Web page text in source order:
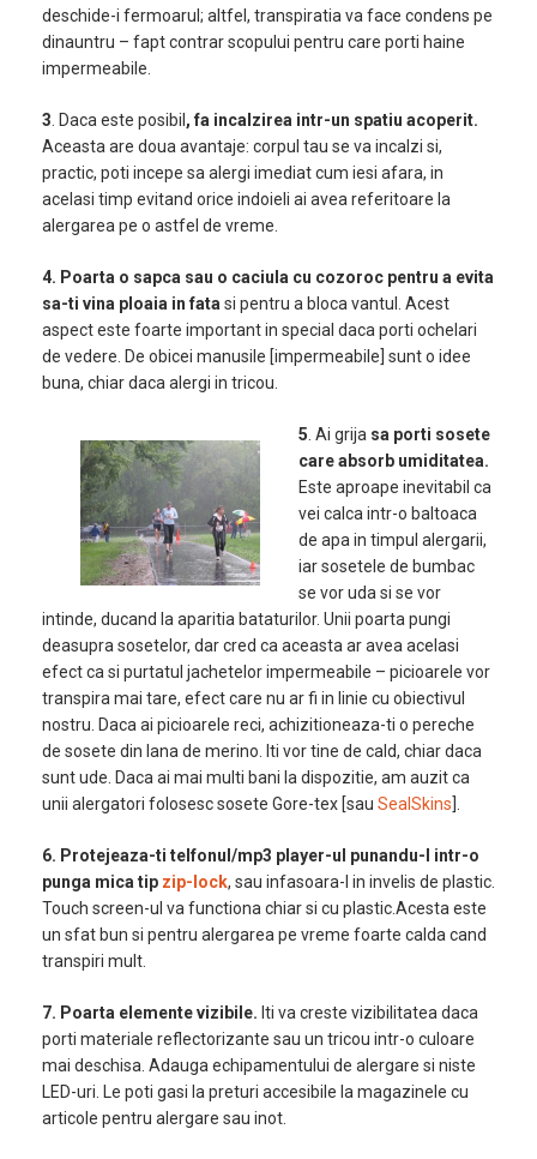
deschide-i fermoarul; altfel, transpiratia va face condens pe
dinauntru – fapt contrar scopului pentru care porti haine
impermeabile.
3 . Daca este posibil , fa incalzirea intr-un spatiu acoperit.
Aceasta are doua avantaje: corpul tau se va incalzi si,
practic, poti incepe sa alergi imediat cum iesi afara, in
acelasi timp evitand orice indoieli ai avea referitoare la
alergarea pe o astfel de vreme.
4. Poarta o sapca sau o caciula cu cozoroc pentru a evita
sa-ti vina ploaia in fata si pentru a bloca vantul. Acest
aspect este foarte important in special daca porti ochelari
de vedere. De obicei manusile [impermeabile] sunt o idee
buna, chiar daca alergi in tricou.
5 . Ai grija sa porti sosete
care absorb umiditatea.
Este aproape inevitabil ca
vei calca intr-o baltoaca
de apa in timpul alergarii,
iar sosetele de bumbac
se vor uda si se vor
intinde, ducand la aparitia bataturilor. Unii poarta pungi
deasupra sosetelor, dar cred ca aceasta ar avea acelasi
efect ca si purtatul jachetelor impermeabile – picioarele vor
transpira mai tare, efect care nu ar fi in linie cu obiectivul
nostru. Daca ai picioarele reci, achizitioneaza-ti o pereche
de sosete din lana de merino. Iti vor tine de cald, chiar daca
sunt ude. Daca ai mai multi bani la dispozitie, am auzit ca
unii alergatori folosesc sosete Gore-tex [sau SealSkins
6. Protejeaza-ti telfonul/mp3 player-ul punandu-l intr-o
punga mica tip zip-lock, sau infasoara-l in invelis de plastic.
Touch screen-ul va functiona chiar si cu plastic.Acesta este
un sfat bun si pentru alergarea pe vreme foarte calda cand
transpiri mult.
7. Poarta elemente vizibile. Iti va creste vizibilitatea daca
porti materiale reflectorizante sau un tricou intr-o culoare
mai deschisa. Adauga echipamentului de alergare si niste
LED-uri. Le poti gasi la preturi accesibile la magazinele cu
articole pentru alergare sau inot.